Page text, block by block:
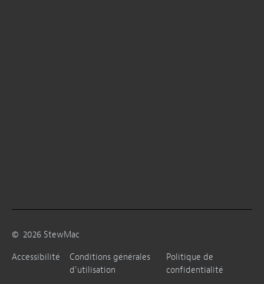
© 2026 StewMac
Accessibilité
Conditions générales
d’utilisation
Politique de
confidentialité